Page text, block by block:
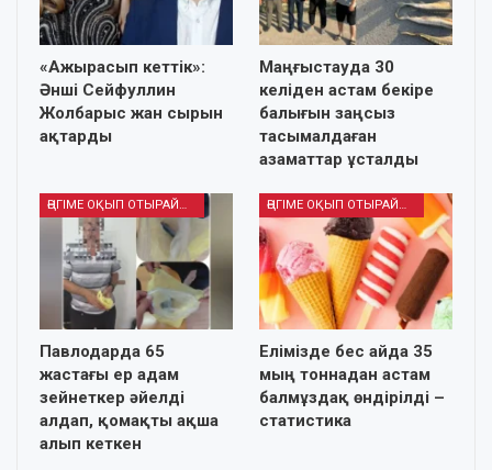
«Ажырасып кеттік»:
Әнші Сейфуллин
Жолбарыс жан сырын
ақтарды
Маңғыстауда 30
келіден астам бекіре
балығын заңсыз
тасымалдаған
азаматтар ұсталды
ӘҢГІМЕ ОҚЫП ОТЫРАЙЫҚ
Павлодарда 65
жастағы ер адам
зейнеткер әйелді
алдап, қомақты ақша
алып кеткен
ӘҢГІМЕ ОҚЫП ОТЫРАЙЫҚ
Елімізде бес айда 35
мың тоннадан астам
балмұздақ өндірілді –
статистика